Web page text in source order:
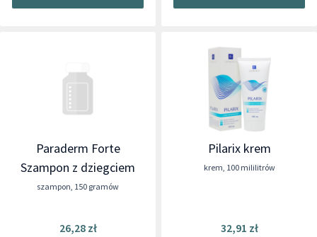
Paraderm Forte
Szampon z dziegciem
szampon, 150 gramów
26,28 zł
Pilarix krem
krem, 100 mililitrów
32,91 zł